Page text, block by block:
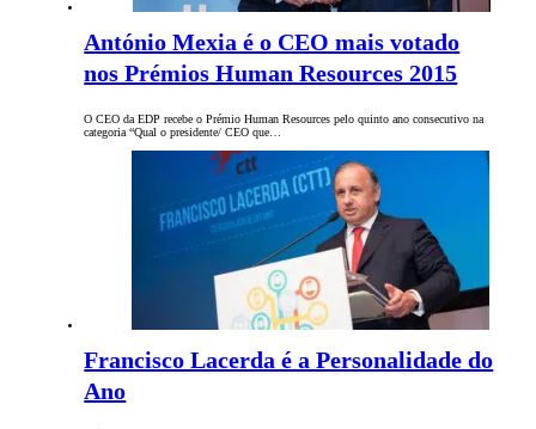
António Mexia é o CEO mais votado
nos Prémios Human Resources 2015
O CEO da EDP recebe o Prémio Human Resources pelo quinto ano consecutivo na
categoria “Qual o presidente/ CEO que…
Francisco Lacerda é a Personalidade do
Ano